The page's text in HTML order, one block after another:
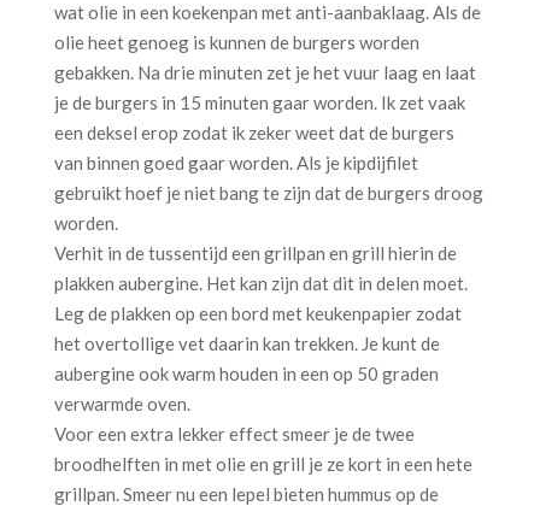
wat olie in een koekenpan met anti-aanbaklaag. Als de
olie heet genoeg is kunnen de burgers worden
gebakken. Na drie minuten zet je het vuur laag en laat
je de burgers in 15 minuten gaar worden. Ik zet vaak
een deksel erop zodat ik zeker weet dat de burgers
van binnen goed gaar worden. Als je kipdijfilet
gebruikt hoef je niet bang te zijn dat de burgers droog
worden.
Verhit in de tussentijd een grillpan en grill hierin de
plakken aubergine. Het kan zijn dat dit in delen moet.
Leg de plakken op een bord met keukenpapier zodat
het overtollige vet daarin kan trekken. Je kunt de
aubergine ook warm houden in een op 50 graden
verwarmde oven.
Voor een extra lekker effect smeer je de twee
broodhelften in met olie en grill je ze kort in een hete
grillpan. Smeer nu een lepel bieten hummus op de